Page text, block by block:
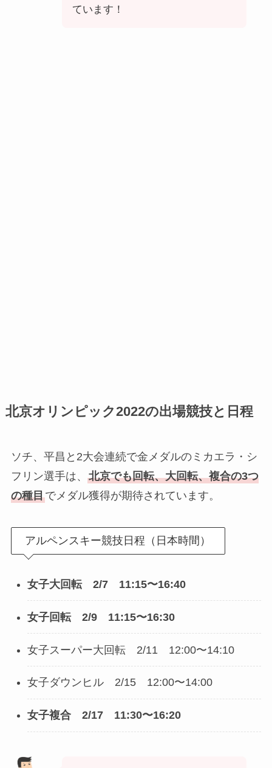
ています！
北京オリンピック2022の出場競技と日程
ソチ、平昌と2大会連続で金メダルのミカエラ・シ
フリン選手は、 北京でも回転、大回転、複合の3つ
の種目でメダル獲得が期待されています。
アルペンスキー競技日程（日本時間）
女子大回転 2/7 11:15〜16:40
女子回転 2/9 11:15〜16:30
女子スーパー大回転 2/11 12:00〜14:10
女子ダウンヒル 2/15 12:00〜14:00
女子複合 2/17 11:30〜16:20